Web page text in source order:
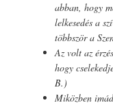
abban, hogy
lelkesedés a
többször a
Az volt az
hogy
B.)
Miközben